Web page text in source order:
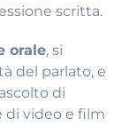
scritta.
orale, si
del parlato, e
di
di video e film